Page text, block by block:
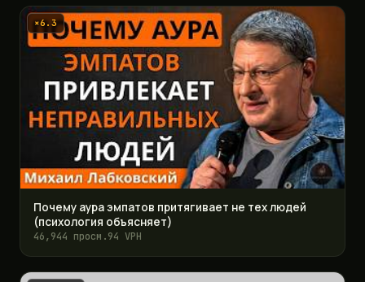
×6.3
Почему аура эмпатов притягивает не тех людей
(психология объясняет)
46,944 просм.94 VPH